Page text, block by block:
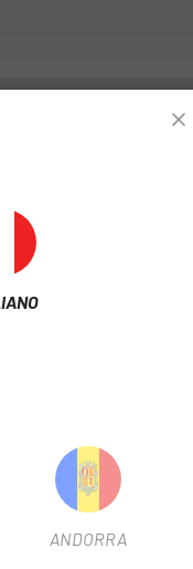
Compatta e
per una finitura più
e rapida, offrendo
affidabile tra las due
ANDORRA